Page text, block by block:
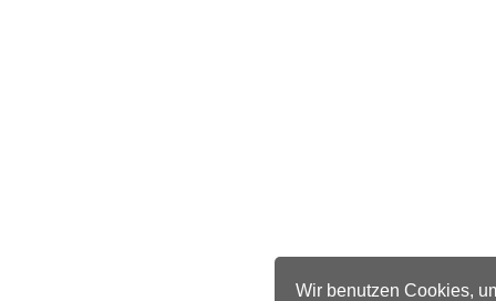
Wir benutzen Cookies,